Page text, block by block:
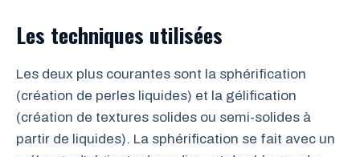
Les techniques utilisées
Les deux plus courantes sont la sphérification
(création de perles liquides) et la gélification
(création de textures solides ou semi-solides à
partir de liquides). La sphérification se fait avec un